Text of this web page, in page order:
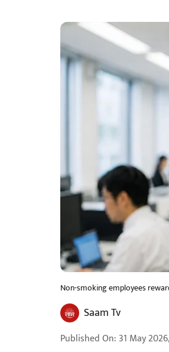
Non-smoking employees
Saam Tv
Published On: 31 May